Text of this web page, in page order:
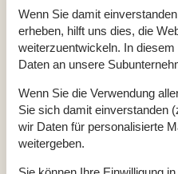
Gesamte
Aktivitäten
Dart
Spiel
Tischfussball
Badezimmer
Badewanne
Badezimmer 2
Wenn Sie damit
erheben, hilft uns dies, die
weiterzuentwickeln. In
Daten an unsere
Wenn Sie die Verwendung
Sie sich damit einverstanden
wir Daten für personalisierte
weitergeben.